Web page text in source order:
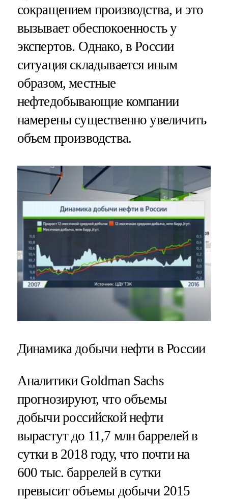
сокращением производства, и это
вызывает обеспокоенность у
экспертов. Однако, в России
ситуация складывается иным
образом, местные
нефтедобывающие компании
намерены существенно увеличить
объем производства.
Динамика добычи нефти в России
Аналитики Goldman Sachs
прогнозируют, что объемы
добычи российской нефти
вырастут до 11,7 млн баррелей в
сутки в 2018 году, что почти на
600 тыс. баррелей в сутки
превысит объемы добычи 2015